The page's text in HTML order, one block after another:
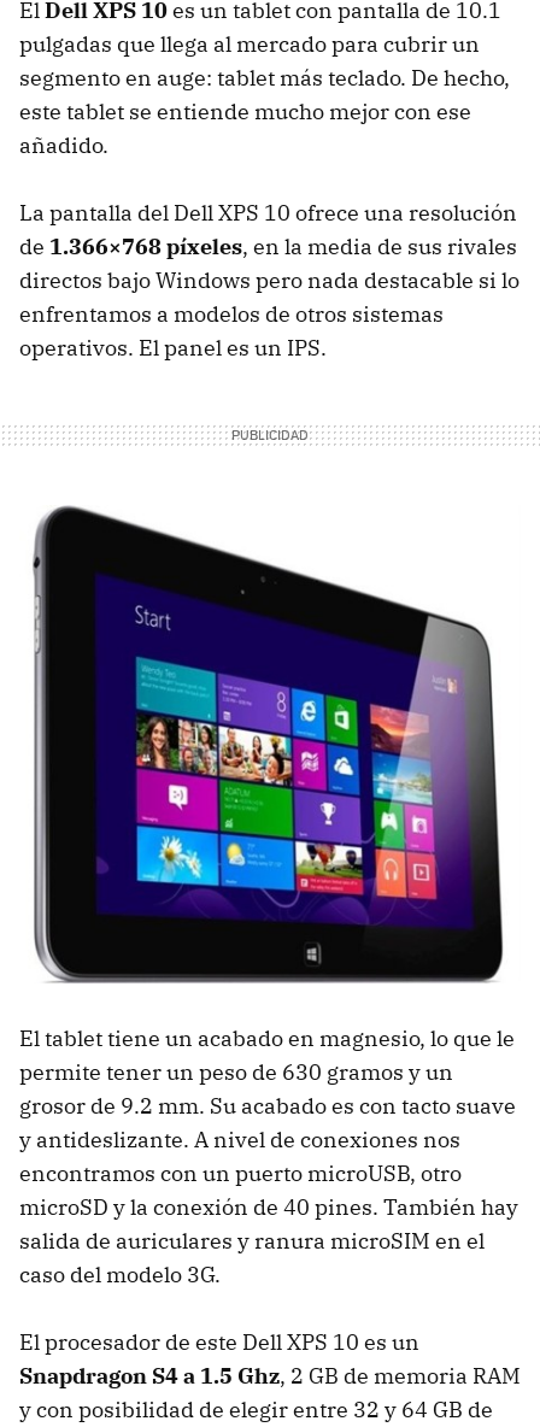
ElDell XPS 10es un tablet con pantalla de 10.1
pulgadas que llega al mercado para cubrir un
segmento en auge: tablet más teclado. De hecho,
este tablet se entiende mucho mejor con ese
añadido.
La pantalla del Dell XPS 10 ofrece una resolución
de 1.366×768 píxeles, en la media de sus rivales
directos bajo Windows pero nada destacable si lo
enfrentamos a modelos de otros sistemas
operativos. El panel es un IPS.
El tablet tiene un acabado en magnesio, lo que le
permite tener un peso de 630 gramos y un
grosor de 9.2 mm. Su acabado es con tacto suave
y antideslizante. A nivel de conexiones nos
encontramos con un puerto microUSB, otro
microSD y la conexión de 40 pines. También hay
salida de auriculares y ranura microSIM en el
caso del modelo 3G.
El procesador de este Dell XPS 10 es un
Snapdragon S4 a 1.5 Ghz, 2 GB de memoria RAM
y con posibilidad de elegir entre 32 y 64 GB de